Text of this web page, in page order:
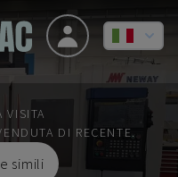
VISITA
DI RECENTE.
simili